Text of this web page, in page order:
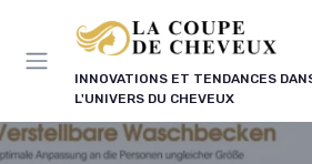
INNOVATIONS ET TENDANCES
L'UNIVERS DU CHEVEUX